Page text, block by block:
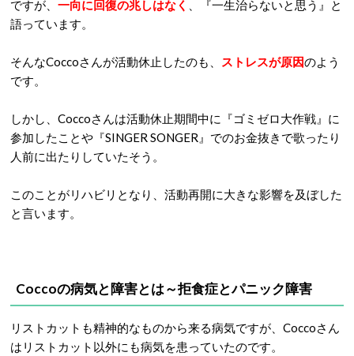
ですが、 一向に回復の兆しはなく
、『一生治らないと思う』と
語っています。
そんなCoccoさんが活動休止したのも、 ストレスが原因のよう
です。
しかし、Coccoさんは活動休止期間中に『ゴミゼロ大作戦』に
参加したことや『SINGER SONGER』でのお金抜きで歌ったり
人前に出たりしていたそう。
このことがリハビリとなり、活動再開に大きな影響を及ぼした
と言います。
Coccoの病気と障害とは～拒食症とパニック障害
リストカットも精神的なものから来る病気ですが、Coccoさん
はリストカット以外にも病気を患っていたのです。